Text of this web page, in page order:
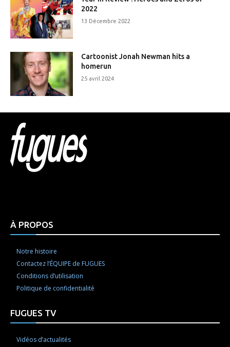
2022
13 Décembre 2022
Cartoonist Jonah Newman hits a
homerun
25 avril 2024
À PROPOS
Notre histoire
Contactez l’ÉQUIPE de FUGUES
Conditions d’utilisation
Politique de confidentialité
FUGUES TV
Vidéos d’actualités